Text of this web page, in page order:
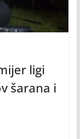
ligi
šarana i